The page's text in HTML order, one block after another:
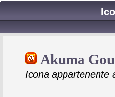
Akuma
Icona appartenente